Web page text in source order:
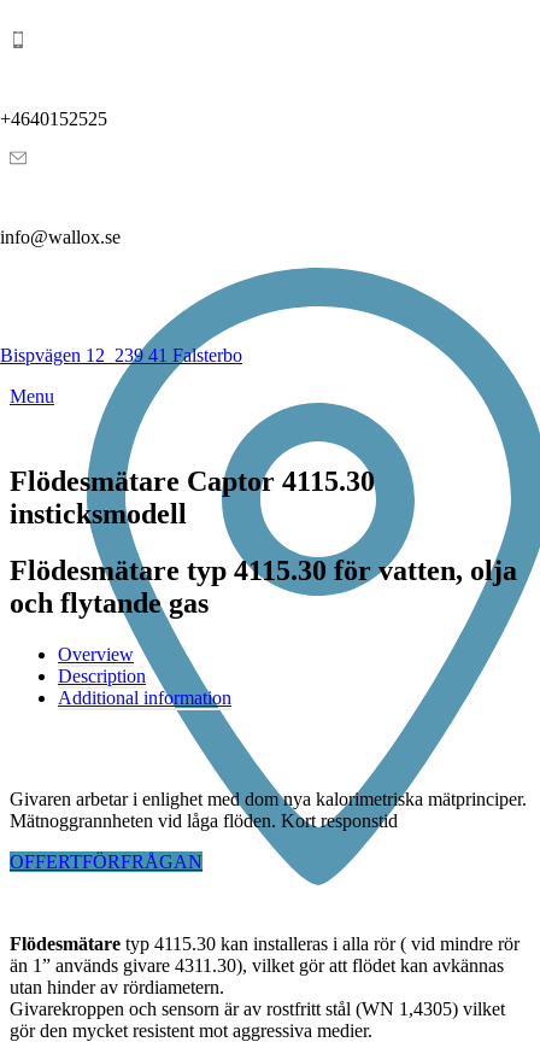
+4640152525
info@wallox.se
Bispvägen 12 239 41 Falsterbo
Menu
Flödesmätare Captor 4115.30
insticksmodell
Flödesmätare typ 4115.30 för vatten, olja
och flytande gas
Overview
Description
Additional information
Givaren arbetar i enlighet med dom nya kalorimetriska mätprinciper.
Mätnoggrannheten vid låga flöden. Kort responstid
OFFERTFÖRFRÅGAN
Flödesmätare typ 4115.30 kan installeras i alla rör ( vid mindre rör
än 1” används givare 4311.30), vilket gör att flödet kan avkännas
utan hinder av rördiametern.
Givarekroppen och sensorn är av rostfritt stål (WN 1,4305) vilket
gör den mycket resistent mot aggressiva medier.